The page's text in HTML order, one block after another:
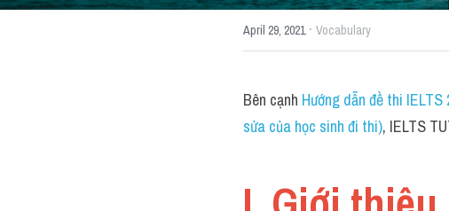
April 29, 2021· Vocabulary
Bên cạnh Hướng dẫn đề thi
sửa của học sinh đi thi), IELTS